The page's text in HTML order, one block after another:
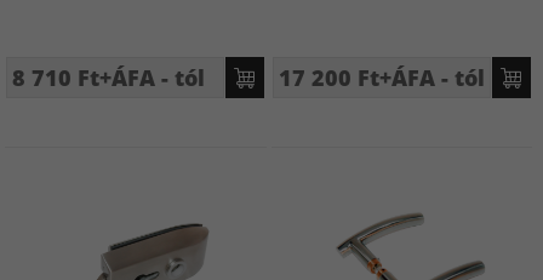
8 710 Ft+ÁFA - tól 17 200 Ft+ÁFA - tól